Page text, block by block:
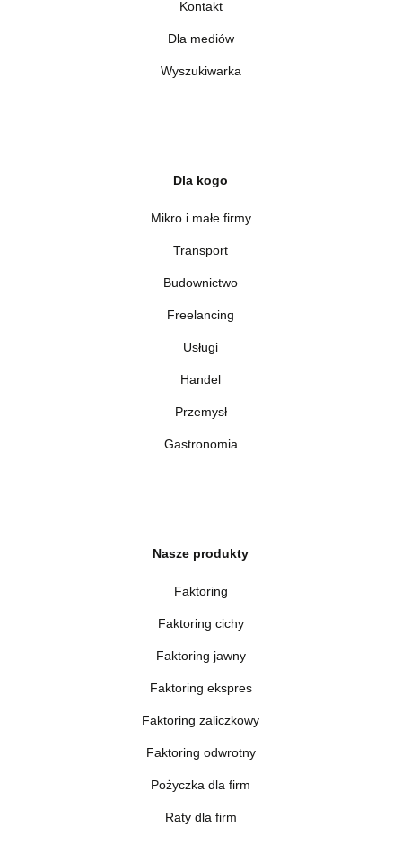
Kontakt
Dla mediów
Wyszukiwarka
Dla kogo
Mikro i małe firmy
Transport
Budownictwo
Freelancing
Usługi
Handel
Przemysł
Gastronomia
Nasze produkty
Faktoring
Faktoring cichy
Faktoring jawny
Faktoring ekspres
Faktoring zaliczkowy
Faktoring odwrotny
Pożyczka dla firm
Raty dla firm